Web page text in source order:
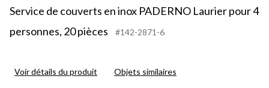
Service de couverts en inox PADERNO Laurier pour 4
personnes, 20 pièces
#142-2871-6
Voir détails du produit Objets similaires